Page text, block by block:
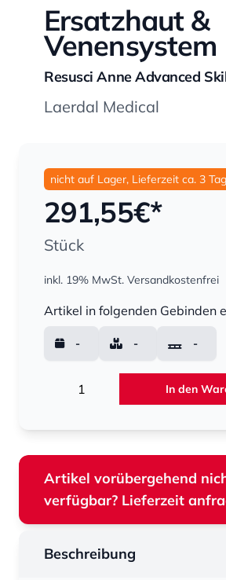
Ersatzhaut &
Venensystem
Resusci Anne Advanced
Laerdal Medical
nicht auf Lager, Lieferzeit ca. 3
291,55€*
Stück
inkl. 19% MwSt. Versandkostenfrei
Artikel in folgenden Gebinden
- - -
In den
Artikel vorübergehend
verfügbar? Lieferzeit
Beschreibung